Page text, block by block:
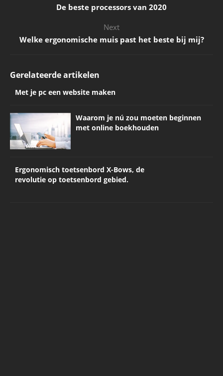
De beste processors van 2020
Next
Welke ergonomische muis past het beste bij mij?
Gerelateerde artikelen
Met je pc een website maken
Waarom je nú zou moeten beginnen
met online boekhouden
Ergonomisch toetsenbord X-Bows, de
revolutie op toetsenbord gebied.